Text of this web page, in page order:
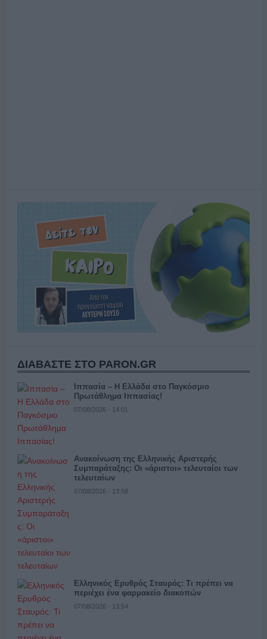
ΔΙΑΒΑΣΤΕ ΣΤΟ PARON.GR
Ιππασία – Η Ελλάδα στο Παγκόσμιο
Πρωτάθλημα Ιππασίας!
07/08/2026 - 14:01
Ανακοίνωση της Ελληνικής Αριστερής
Συμπαράταξης: Οι «άριστοι» τελευταίοι των
τελευταίων
07/08/2026 - 13:58
Ελληνικός Ερυθρός Σταυρός: Τι πρέπει να
περιέχει ένα φαρμακείο διακοπών
07/08/2026 - 13:54